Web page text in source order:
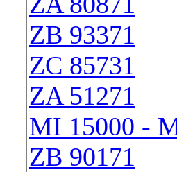
ZB 93371
ZC 85731
ZA 51271
MI 15000 -
ZB 90171